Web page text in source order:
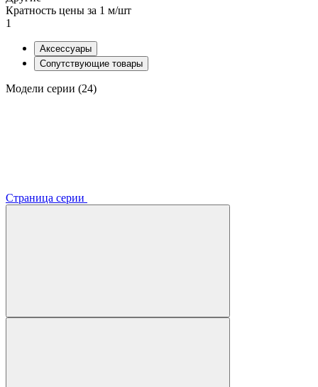
Кратность цены за 1 м/шт
1
Аксессуары
Сопутствующие товары
Модели серии (24)
Страница серии